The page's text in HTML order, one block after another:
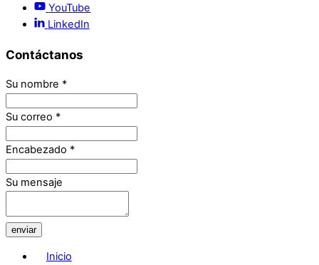
YouTube
LinkedIn
Contáctanos
Su nombre *
Su correo *
Encabezado *
Su mensaje
enviar
Inicio